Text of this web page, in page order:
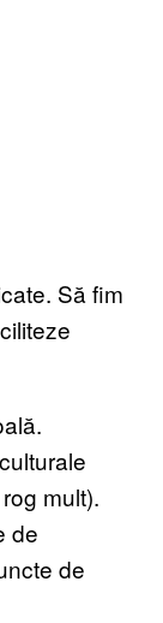
Să fim
mult).
de
de